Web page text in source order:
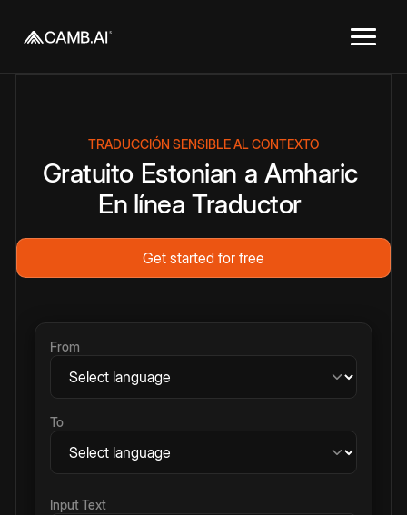
TRADUCCIÓN SENSIBLE AL CONTEXTO
Gratuito Estonian a Amharic
En línea Traductor
Get started for free
From
To
Input Text